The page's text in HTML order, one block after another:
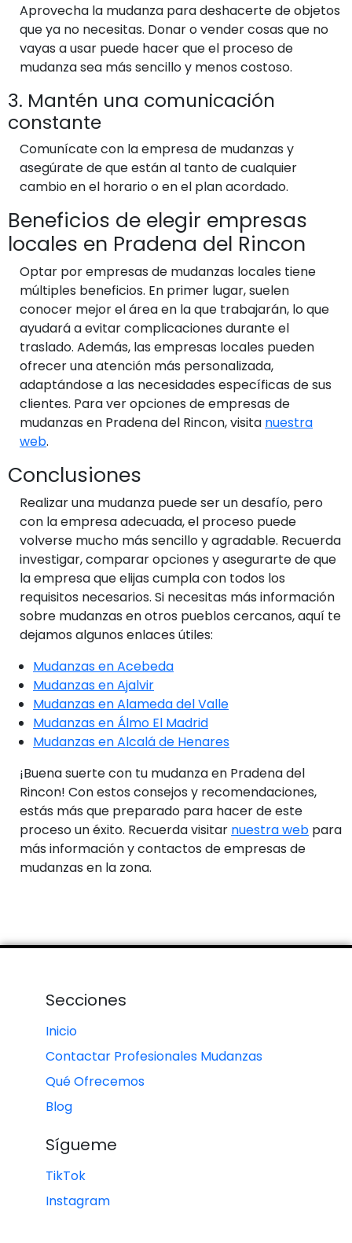
Aprovecha la mudanza para deshacerte de objetos
que ya no necesitas. Donar o vender cosas que no
vayas a usar puede hacer que el proceso de
mudanza sea más sencillo y menos costoso.
3. Mantén una comunicación
constante
Comunícate con la empresa de mudanzas y
asegúrate de que están al tanto de cualquier
cambio en el horario o en el plan acordado.
Beneficios de elegir empresas
locales en Pradena del Rincon
Optar por empresas de mudanzas locales tiene
múltiples beneficios. En primer lugar, suelen
conocer mejor el área en la que trabajarán, lo que
ayudará a evitar complicaciones durante el
traslado. Además, las empresas locales pueden
ofrecer una atención más personalizada,
adaptándose a las necesidades específicas de sus
clientes. Para ver opciones de empresas de
mudanzas en Pradena del Rincon, visita nuestra
web.
Conclusiones
Realizar una mudanza puede ser un desafío, pero
con la empresa adecuada, el proceso puede
volverse mucho más sencillo y agradable. Recuerda
investigar, comparar opciones y asegurarte de que
la empresa que elijas cumpla con todos los
requisitos necesarios. Si necesitas más información
sobre mudanzas en otros pueblos cercanos, aquí te
dejamos algunos enlaces útiles:
Mudanzas en Acebeda
Mudanzas en Ajalvir
Mudanzas en Alameda del Valle
Mudanzas en Álmo El Madrid
Mudanzas en Alcalá de Henares
¡Buena suerte con tu mudanza en Pradena del
Rincon! Con estos consejos y recomendaciones,
estás más que preparado para hacer de este
proceso un éxito. Recuerda visitar nuestra web para
más información y contactos de empresas de
mudanzas en la zona.
Secciones
Inicio
Contactar Profesionales Mudanzas
Qué Ofrecemos
Blog
Sígueme
TikTok
Instagram